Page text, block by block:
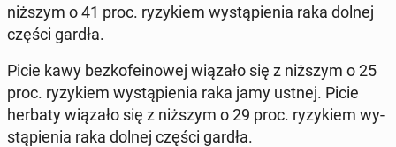
niższym o 41 proc. ry­zy­kiem wy­stą­pie­nia raka dolnej
części gardła.
Picie kawy bez­ko­fe­ino­wej wiązało się z niższym o 25
proc. ry­zy­kiem wy­stą­pie­nia raka jamy ustnej. Picie
herbaty wiązało się z niższym o 29 proc. ry­zy­kiem wy­
stą­pie­nia raka dolnej części gardła.